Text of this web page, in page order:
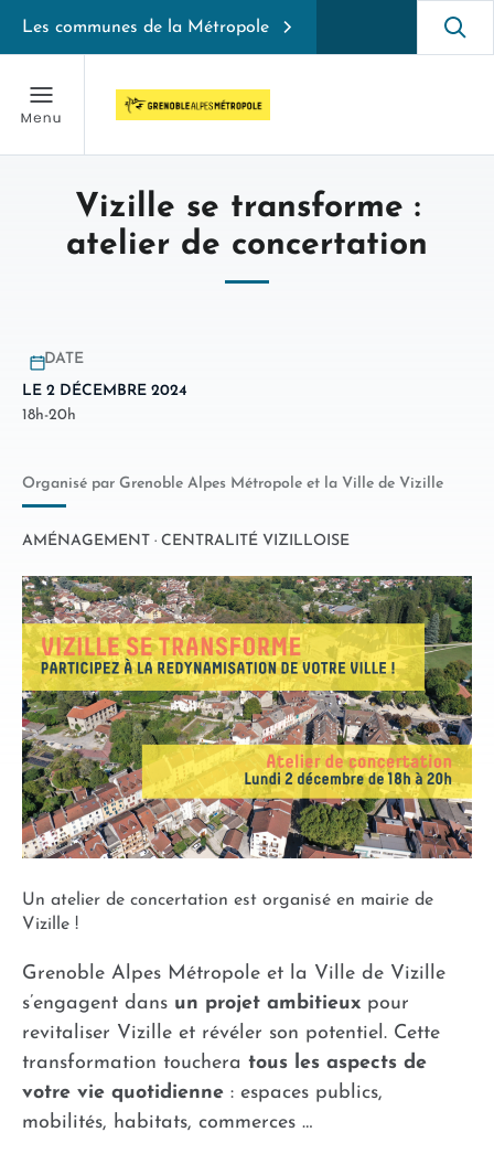
Les communes de la Métropole
Vizille se transforme :
atelier de concertation
DATE
LE 2 DÉCEMBRE 2024
18h-20h
Organisé par Grenoble Alpes Métropole et la Ville de Vizille
AMÉNAGEMENT · CENTRALITÉ VIZILLOISE
Un atelier de concertation est organisé en mairie de
Vizille !
Grenoble Alpes Métropole et la Ville de Vizille
s’engagent dans un projet ambitieux pour
revitaliser Vizille et révéler son potentiel. Cette
transformation touchera tous les aspects de
votre vie quotidienne : espaces publics,
mobilités, habitats, commerces …